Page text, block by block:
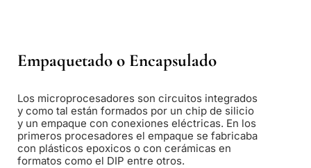
Empaquetado o Encapsulado
Los microprocesadores son circuitos integrados
y como tal están formados por un chip de silicio
y un empaque con conexiones eléctricas. En los
primeros procesadores el empaque se fabricaba
con plásticos epoxicos o con cerámicas en
formatos como el DIP entre otros.